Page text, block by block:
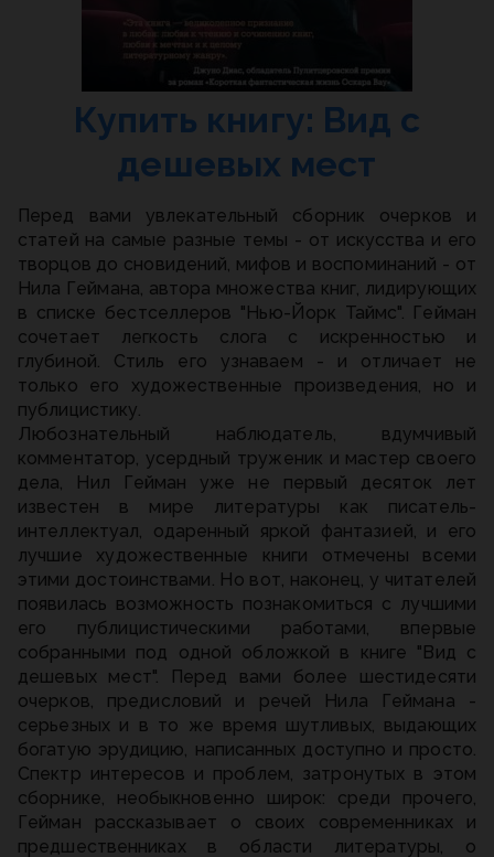
Купить книгу: Вид с
дешевых мест
Перед вами увлекательный сборник очерков и
статей на самые разные темы - от искусства и его
творцов до сновидений, мифов и воспоминаний - от
Нила Геймана, автора множества книг, лидирующих
в списке бестселлеров "Нью-Йорк Таймс". Гейман
сочетает легкость слога с искренностью и
глубиной. Стиль его узнаваем - и отличает не
только его художественные произведения, но и
публицистику.
Любознательный наблюдатель, вдумчивый
комментатор, усердный труженик и мастер своего
дела, Нил Гейман уже не первый десяток лет
известен в мире литературы как писатель-
интеллектуал, одаренный яркой фантазией, и его
лучшие художественные книги отмечены всеми
этими достоинствами. Но вот, наконец, у читателей
появилась возможность познакомиться с лучшими
его публицистическими работами, впервые
собранными под одной обложкой в книге "Вид с
дешевых мест". Перед вами более шестидесяти
очерков, предисловий и речей Нила Геймана -
серьезных и в то же время шутливых, выдающих
богатую эрудицию, написанных доступно и просто.
Спектр интересов и проблем, затронутых в этом
сборнике, необыкновенно широк: среди прочего,
Гейман рассказывает о своих современниках и
предшественниках в области литературы, о